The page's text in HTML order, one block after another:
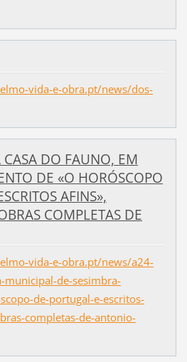
vida-e-obra.pt/news/dos-
DO FAUNO, EM
DE «O HORÓSCOPO
AFINS»,
COMPLETAS DE
vida-e-obra.pt/news/a24-
de-sesimbra-
de-portugal-e-escritos-
completas-de-antonio-